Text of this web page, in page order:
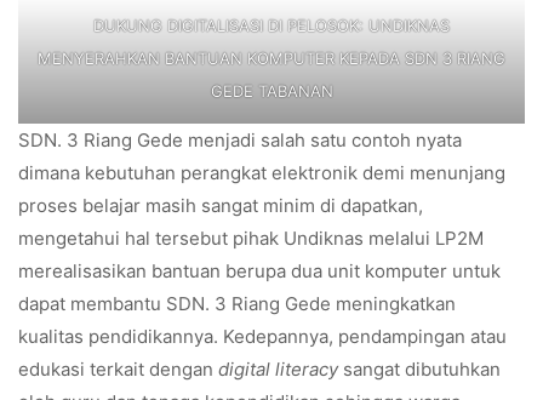
DUKUNG DIGITALISASI DI PELOSOK: UNDIKNAS
MENYERAHKAN BANTUAN KOMPUTER KEPADA SDN 3 RIANG
GEDE TABANAN
SDN. 3 Riang Gede menjadi salah satu contoh nyata
dimana kebutuhan perangkat elektronik demi menunjang
proses belajar masih sangat minim di dapatkan,
mengetahui hal tersebut pihak Undiknas melalui LP2M
merealisasikan bantuan berupa dua unit komputer untuk
dapat membantu SDN. 3 Riang Gede meningkatkan
kualitas pendidikannya. Kedepannya, pendampingan atau
edukasi terkait dengan digital literacysangat dibutuhkan